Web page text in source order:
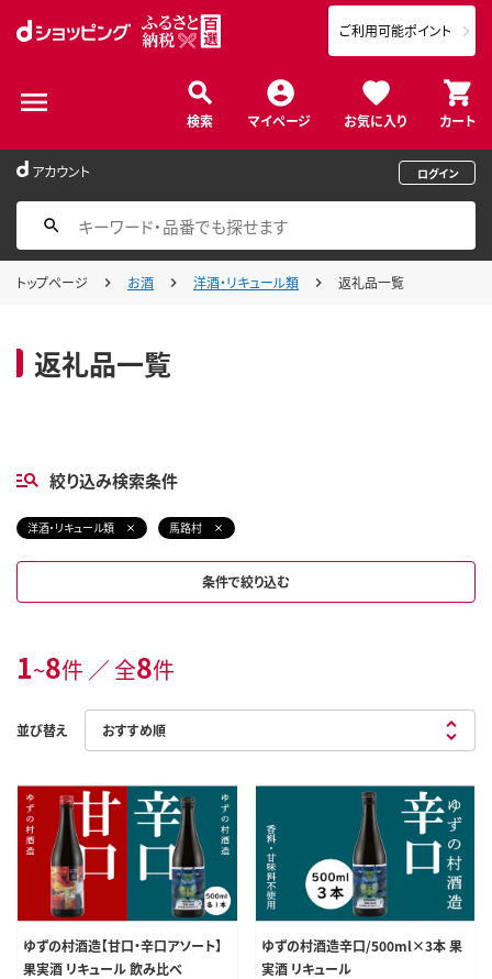
検索 マイページ お気に入り カート
ご利用可能ポイント
アカウント ログイン
トップページ お酒 洋酒・リキュール類 返礼品一覧
返礼品一覧
絞り込み検索条件
洋酒・リキュール類 馬路村
条件で絞り込む
1~8件 ／ 全8件
並び替え
ゆずの村酒造【甘口・辛口アソート】
果実酒 リキュール 飲み比べ
ゆずの村酒造辛口/500ml×3本 果
実酒 リキュール